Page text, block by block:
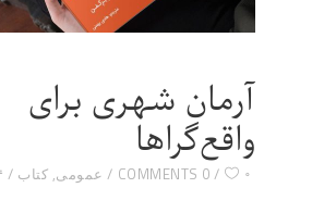
آرمان شهری برای
واقع‌گراها
عمومی, کتاب 0 COMMENTS ۰